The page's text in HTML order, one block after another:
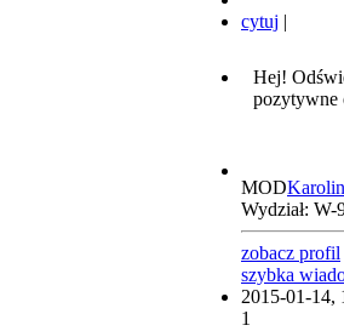
cytuj |
Hej!
pozytywne
MOD
Wydział:
zobacz profil
szybka
2015-01-14,
1